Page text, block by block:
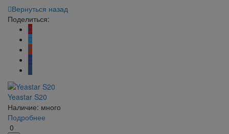
Вернуться назад
Поделиться:
Yeastar S20
Наличие: много
Подробнее
0